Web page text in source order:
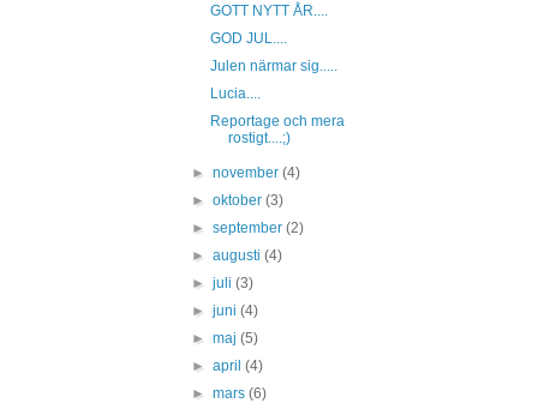
GOTT NYTT ÅR....
GOD JUL....
Julen närmar sig.....
Lucia....
Reportage och mera
rostigt....;)
►november(4)
►oktober(3)
►september(2)
►augusti(4)
►juli(3)
►juni(4)
►maj(5)
►april(4)
►mars(6)